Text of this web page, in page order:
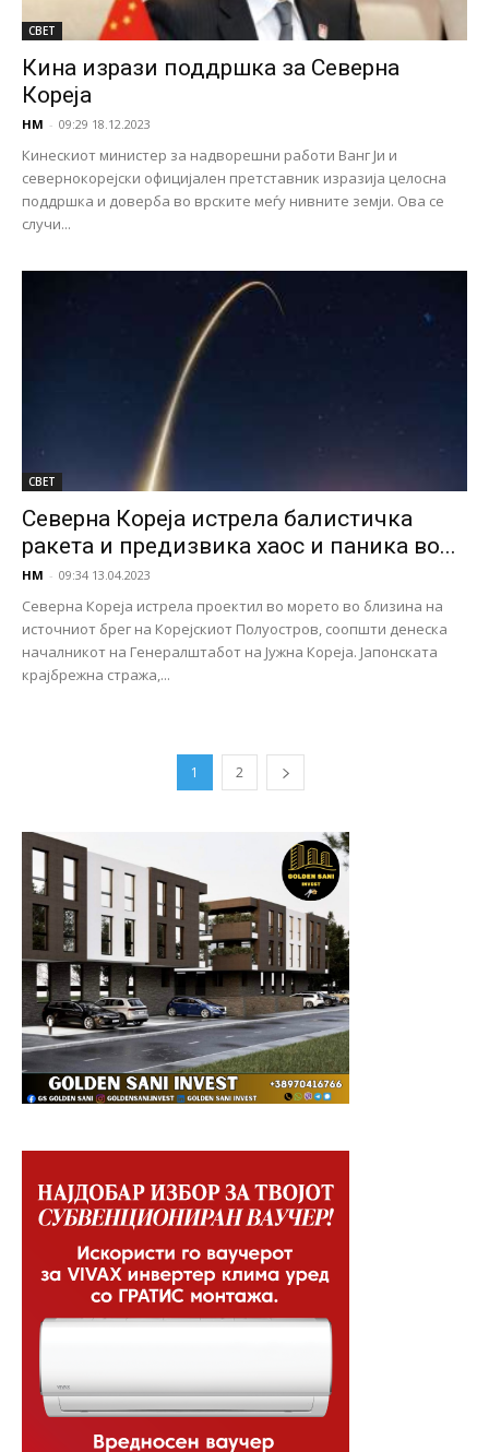
СВЕТ
Кина изрази поддршка за Северна
Кореја
НМ - 09:29 18.12.2023
Кинескиот министер за надворешни работи Ванг Ји и
севернокорејски официјален претставник изразија целосна
поддршка и доверба во врските меѓу нивните земји. Ова се
случи...
СВЕТ
Северна Кореја истрела балистичка
ракета и предизвика хаос и паника во...
НМ - 09:34 13.04.2023
Северна Кореја истрела проектил во морето во близина на
источниот брег на Корејскиот Полуостров, соопшти денеска
началникот на Генералштабот на Јужна Кореја. Јапонската
крајбрежна стража,...
1 2